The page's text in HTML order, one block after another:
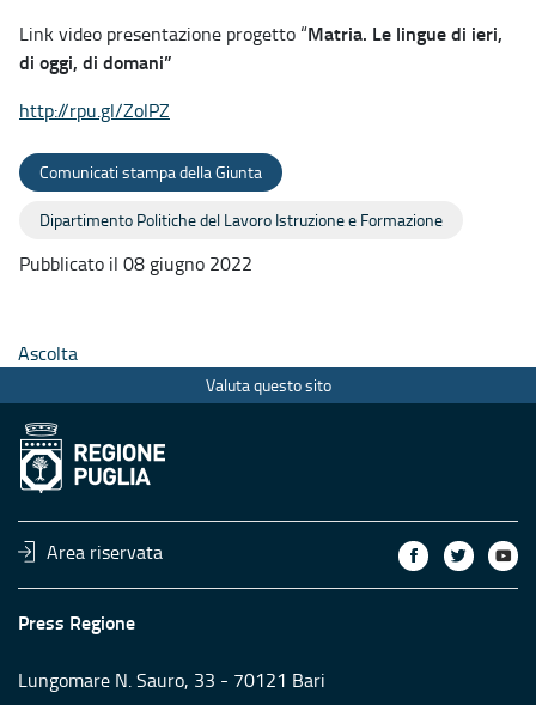
Link video presentazione progetto “Matria. Le lingue di ieri,
di oggi, di domani”
http://rpu.gl/ZolPZ
Comunicati stampa della Giunta
Dipartimento Politiche del Lavoro Istruzione e Formazione
Pubblicato il 08 giugno 2022
Ascolta
Valuta questo sito
Area riservata
Press Regione
Lungomare N. Sauro, 33 - 70121 Bari